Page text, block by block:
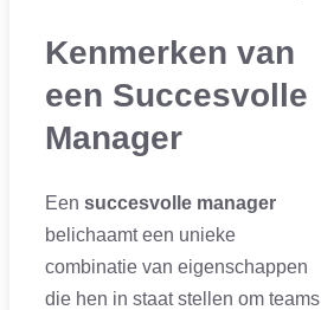
Kenmerken van
een Succesvolle
Manager
Een succesvolle manager
belichaamt een unieke
combinatie van eigenschappen
die hen in staat stellen om teams